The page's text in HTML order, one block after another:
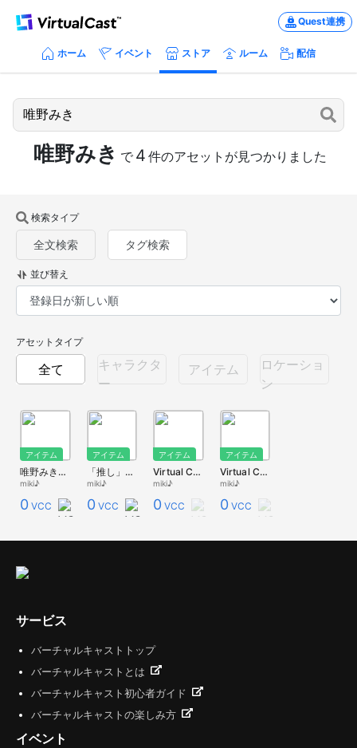
Quest連携
ホーム イベント ストア ルーム 配信
唯野みき で 4 件のアセットが見つかりました
検索タイプ
全文検索 タグ検索
並び替え
アセットタイプ
全て
キャラクタ
ー
アイテム
ロケーショ
ン
アイテム
唯野みき人形
miki♪
0 VCC
アイテム
「推し」ポスター
miki♪
0 VCC
アイテム
Virtual Cast Live stage Uta-Fesタイムテーブル画像
miki♪
0 VCC
アイテム
Virtual Cast Live stage Uta-Fes告知画像
miki♪
0 VCC
サービス
バーチャルキャストトップ
バーチャルキャストとは
バーチャルキャスト初心者ガイド
バーチャルキャストの楽しみ方
イベント